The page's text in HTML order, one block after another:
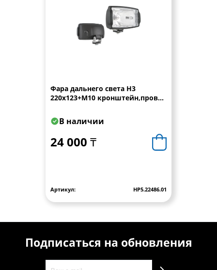
Фара дальнего света Н3
220x123+M10 кронштейн,провод
В наличии
24 000 ₸
Артикул: HP5.22486.01
Подписаться на обновления